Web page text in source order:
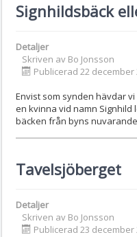
Signhildsbäck
Detaljer
Skriven av Bo Jonsson
Publicerad 22 december
Envist som synden hävdar
en kvinna vid namn
bäcken från byns
Tavelsjöberget
Detaljer
Skriven av Bo Jonsson
Publicerad 23 december